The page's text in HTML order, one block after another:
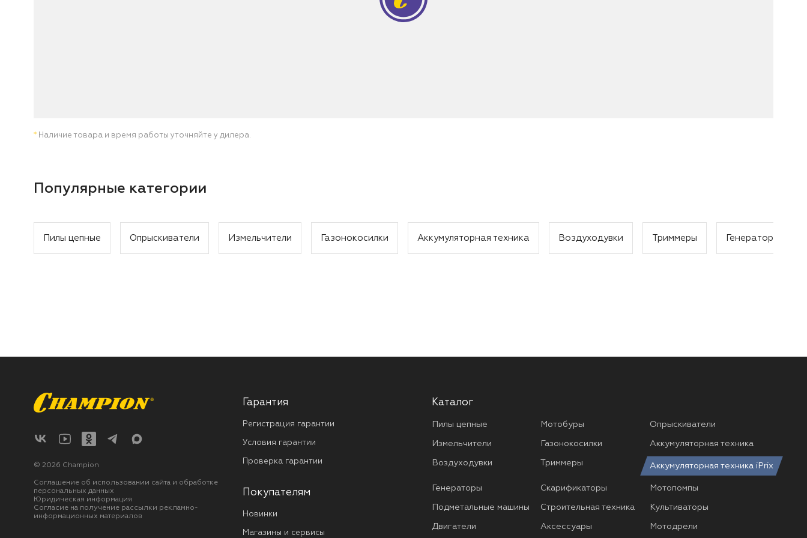
* Наличие товара и время работы уточняйте у дилера.
Популярные категории
Пилы цепные Опрыскиватели Измельчители Газонокосилки Аккумуляторная техника Воздуходувки Триммеры Генераторы
© 2026 Champion
Соглашение об использовании сайта и обработке
персональных данных
Юридическая информация
Согласие на получение рассылки рекламно-
информационных материалов
Гарантия
Регистрация гарантии
Условия гарантии
Проверка гарантии
Покупателям
Новинки
Магазины и сервисы
Каталог
Пилы цепные Мотобуры Опрыскиватели
Измельчители Газонокосилки Аккумуляторная техника
Воздуходувки Триммеры Аккумуляторная техника iPrix
Генераторы Скарификаторы Мотопомпы
Подметальные машины Строительная техника Культиваторы
Двигатели Аксессуары Мотодрели